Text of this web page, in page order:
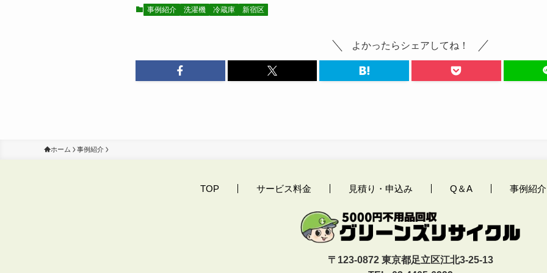
事例紹介 洗濯機 冷蔵庫 新宿区
よかったらシェアしてね！
ホーム 事例紹介
TOP サービス料金 見積り・申込み Q＆A 事例紹介
〒123-0872 東京都足立区江北3-25-13